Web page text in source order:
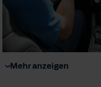
Mehr anzeigen